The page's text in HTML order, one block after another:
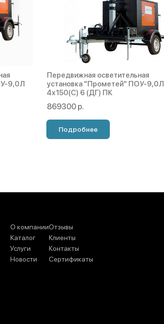
9,0Л
Передвижная осветительная
установка "Прометей" ПОУ-9,0Л
4х150(С) 6 (ДГ) ПК
869300 р.
Подробнее
О компании
Каталог
Услуги
Новости
Отзывы
Клиенты
Контакты
Сертификаты